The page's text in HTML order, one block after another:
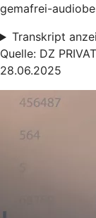
gemafrei-
Transkript
Quelle: DZ
28.06.2025